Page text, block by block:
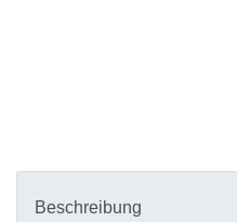
Beschreibung